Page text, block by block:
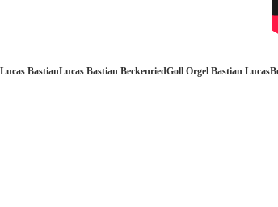
Lucas BastianLucas Bastian BeckenriedGoll Orgel Bastian Lucas